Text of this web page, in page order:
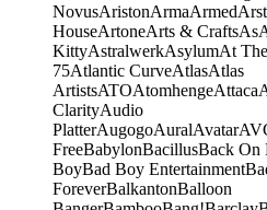
NovusAristonArmaArmed
HouseArtoneArts & CraftsAs
KittyAstralwerkAsylumAt
75Atlantic CurveAtlasAtlas
ArtistsATOAtomhengeAttaca
ClarityAudio
PlatterAugogoAuralAvatar
FreeBabylonBacillusBack On
BoyBad Boy Entertainment
ForeverBalkantonBalloon